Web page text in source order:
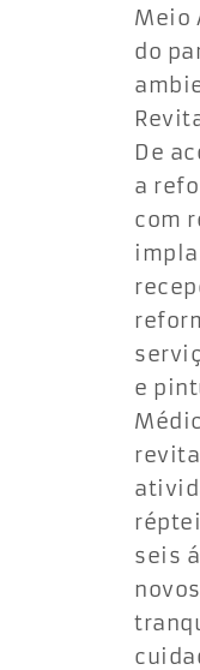
Meio
do
De
a
com
e
seis